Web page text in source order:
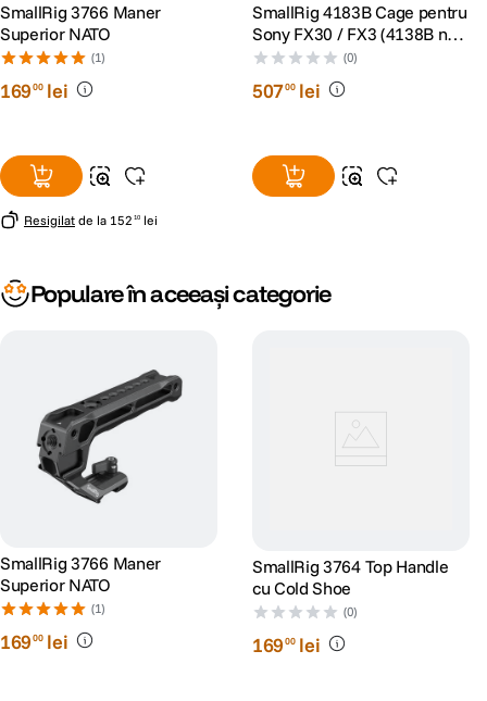
SmallRig 3766 Maner
Superior NATO
(1)
16900 lei
Resigilat de la 152 10 lei
SmallRig 4183B Cage pentru
Sony FX30 / FX3 (4138B new
version)
(0)
50700 lei
Populare în aceeași categorie
SmallRig 3766 Maner
Superior NATO
(1)
16900 lei
SmallRig 3764 Top Handle
cu Cold Shoe
(0)
16900 lei